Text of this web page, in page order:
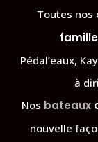
Toutes nos
Pédal’eaux,
à
Nos bateaux
nouvelle